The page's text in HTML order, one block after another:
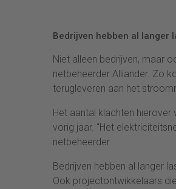
Bedrijven hebben al langer
Niet alleen bedrijven, maar
netbeheerder Alliander. Zo
terugleveren aan het
Het aantal klachten
vorig jaar. “Het
netbeheerder.
Bedrijven hebben al langer
Ook projectontwikkelaars